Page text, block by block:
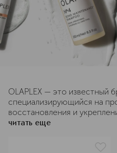
OLAPLEX — это известный
специализирующийся на
восстановления и
читать еще